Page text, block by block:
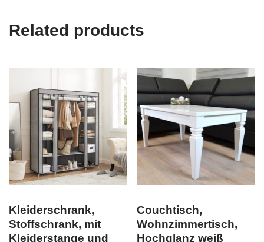
Related products
Kleiderschrank,
Stoffschrank, mit
Kleiderstange und
Couchtisch,
Wohnzimmertisch,
Hochglanz weiß